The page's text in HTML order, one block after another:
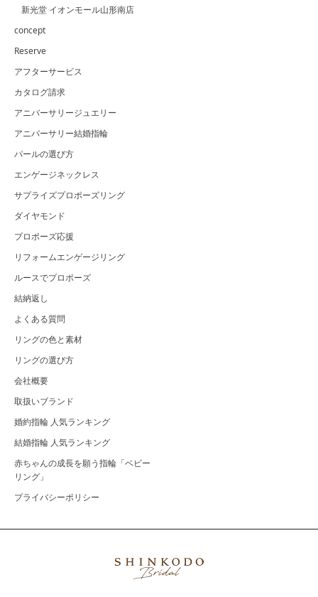
新光堂 イオンモール山形南店
concept
Reserve
アフターサービス
カタログ請求
アニバーサリージュエリー
アニバーサリー結婚指輪
パールの選び方
エンゲージネックレス
サプライズプロポーズリング
ダイヤモンド
プロポーズ応援
リフォームエンゲージリング
ルースでプロポーズ
結納返し
よくある質問
リングの色と素材
リングの選び方
会社概要
取扱いブランド
婚約指輪 人気ランキング
結婚指輪 人気ランキング
赤ちゃんの成長を願う指輪「ベビー
リング」
プライバシーポリシー